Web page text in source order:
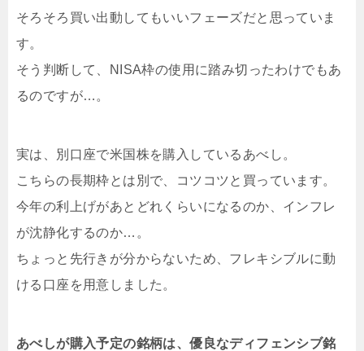
そろそろ買い出動してもいいフェーズだと思っていま
す。
そう判断して、NISA枠の使用に踏み切ったわけでもあ
るのですが…。
実は、別口座で米国株を購入しているあべし。
こちらの長期枠とは別で、コツコツと買っています。
今年の利上げがあとどれくらいになるのか、インフレ
が沈静化するのか…。
ちょっと先行きが分からないため、フレキシブルに動
ける口座を用意しました。
あべしが購入予定の銘柄は、優良なディフェンシブ銘